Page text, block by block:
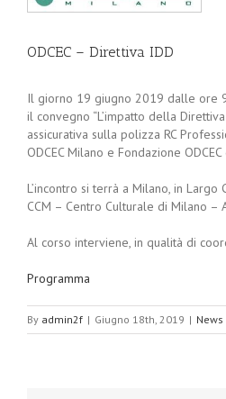
ODCEC – Direttiva IDD
Il giorno 19 giugno 2019 dalle ore
il convegno “L’impatto della
assicurativa sulla polizza RC
ODCEC Milano e Fondazione
L’incontro si terrà a Milano, in Largo
CCM – Centro Culturale di Milano –
Al corso interviene, in qualità di
Programma
By admin2f | Giugno 18th, 2019 | News